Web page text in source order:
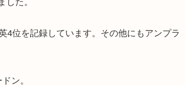
4位を記録しています。その他にもアンプラ
ン。